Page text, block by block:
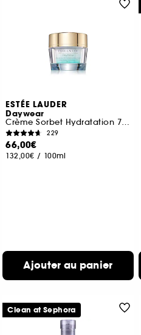
ESTÉE LAUDER
Daywear
Crème Sorbet Hydratation 72H SPF 15
229
66,00€
132,00€ / 100ml
Ajouter au panier
Clean at Sephora